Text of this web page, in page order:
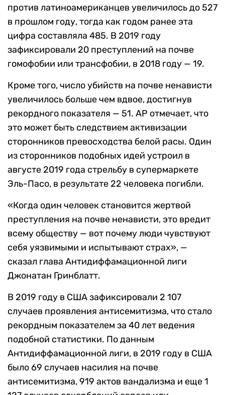
против латиноамериканцев увеличилось до 527
в прошлом году, тогда как годом ранее эта
цифра составляла 485. В 2019 году
зафиксировали 20 преступлений на почве
гомофобии или трансфобии, в 2018 году — 19.
Кроме того, число убийств на почве ненависти
увеличилось больше чем вдвое, достигнув
рекордного показателя — 51. AP отмечает, что
это может быть следствием активизации
сторонников превосходства белой расы. Один
из сторонников подобных идей устроил в
августе 2019 года стрельбу в супермаркете
Эль-Пасо, в результате 22 человека погибли.
«Когда один человек становится жертвой
преступления на почве ненависти, это вредит
всему обществу — вот почему люди чувствуют
себя уязвимыми и испытывают страх», —
сказал глава Антидиффамационной лиги
Джонатан Гринблатт.
В 2019 году в США зафиксировали 2 107
случаев проявления антисемитизма, что стало
рекордным показателем за 40 лет ведения
подобной статистики. По данным
Антидиффамационной лиги, в 2019 году в США
было 69 случаев насилия на почве
антисемитизма, 919 актов вандализма и еще 1